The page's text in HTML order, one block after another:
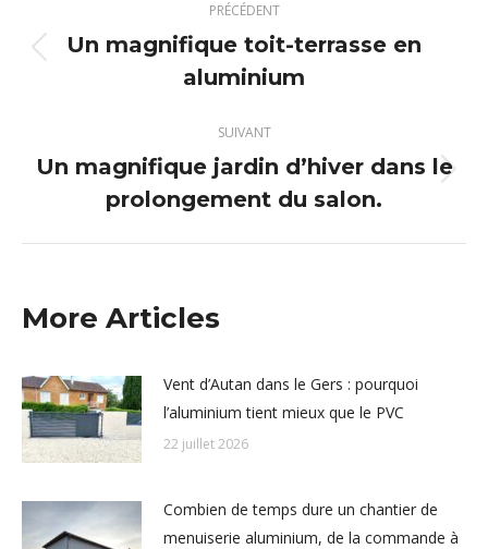
article
PRÉCÉDENT
Article
précédent
Un magnifique toit-terrasse en
aluminium
SUIVANT
Article
suivant
:
Un magnifique jardin d’hiver dans le
prolongement du salon.
More Articles
Vent d’Autan dans le Gers : pourquoi
l’aluminium tient mieux que le PVC
22 juillet 2026
Combien de temps dure un chantier de
menuiserie aluminium, de la commande à